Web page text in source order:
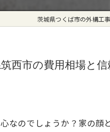
茨城県つくば市の外構工
西市の費用相場と
なのでしょうか？家の